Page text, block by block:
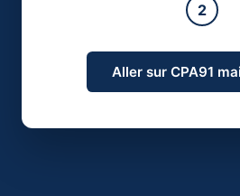
2
Aller sur CPA91